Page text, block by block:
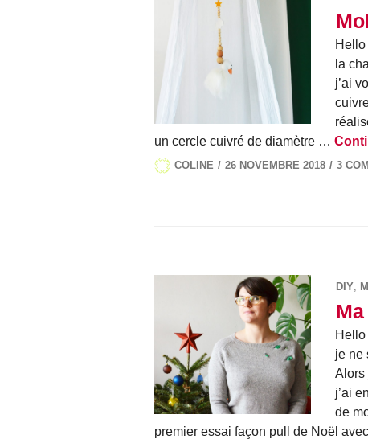
la
j’ai
un cercle cuivré de diamètre …
COLINE 26 NOVEMBRE 2018 3
DIY,
je ne
Alors
j’ai
de
premier essai façon pull de Noël